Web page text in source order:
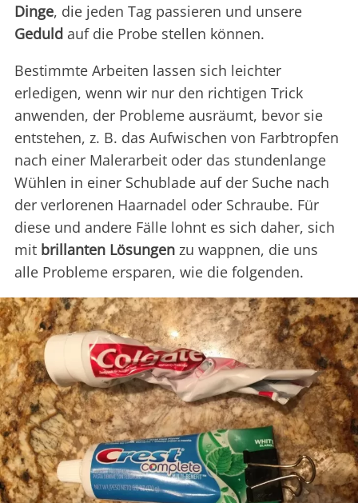
Dinge, die jeden Tag passieren und unsere
Geduld auf die Probe stellen können.
Bestimmte Arbeiten lassen sich leichter
erledigen, wenn wir nur den richtigen Trick
anwenden, der Probleme ausräumt, bevor sie
entstehen, z. B. das Aufwischen von Farbtropfen
nach einer Malerarbeit oder das stundenlange
Wühlen in einer Schublade auf der Suche nach
der verlorenen Haarnadel oder Schraube. Für
diese und andere Fälle lohnt es sich daher, sich
mit brillanten Lösungen zu wappnen, die uns
alle Probleme ersparen, wie die folgenden.